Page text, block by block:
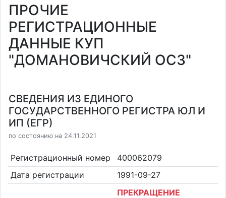
ПРОЧИЕ
РЕГИСТРАЦИОННЫЕ
ДАННЫЕ КУП
"ДОМАНОВИЧСКИЙ ОСЗ"
СВЕДЕНИЯ ИЗ ЕДИНОГО
ГОСУДАРСТВЕННОГО РЕГИСТРА ЮЛ И
ИП (ЕГР)
по состоянию на 24.11.2021
Регистрационный номер
400062079
Дата регистрации
1991-09-27
ПРЕКРАЩЕНИЕ